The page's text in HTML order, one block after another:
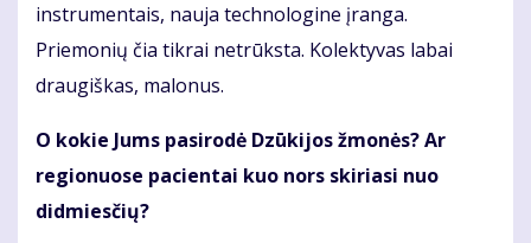
instrumentais, nauja technologine įranga.
Priemonių čia tikrai netrūksta. Kolektyvas labai
draugiškas, malonus.
O kokie Jums pasirodė Dzūkijos žmonės? Ar
regionuose pacientai kuo nors skiriasi nuo
didmiesčių?